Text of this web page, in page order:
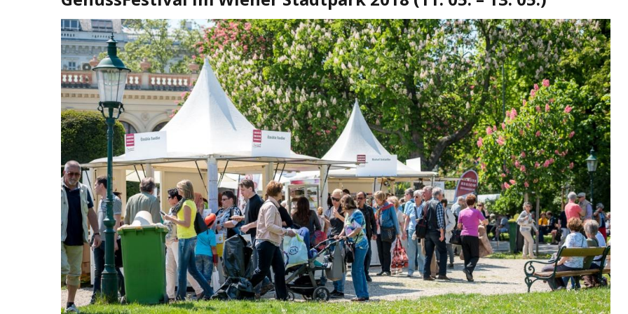
BIZNIS
Energetski problemi zbog
niskog vodostaja Dunava
BIZNIS NOVOSTI
Svjetske cijene hrane
ponovo porasle, evo i šta je
najviše poskupjelo